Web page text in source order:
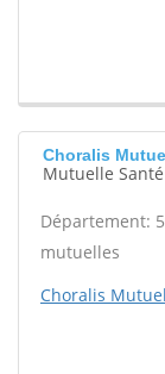
Choralis
Mutuelle
Département:
mutuelles
Choralis